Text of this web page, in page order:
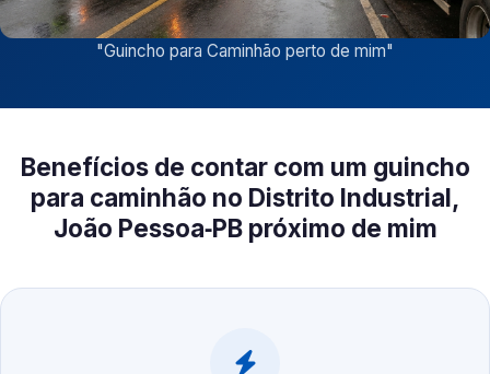
"Guincho para Caminhão perto de mim"
Benefícios de contar com um guincho
para caminhão no Distrito Industrial,
João Pessoa‑PB próximo de mim